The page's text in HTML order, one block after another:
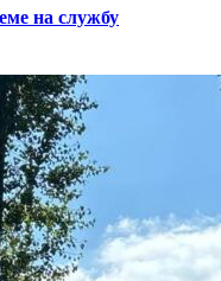
на службу